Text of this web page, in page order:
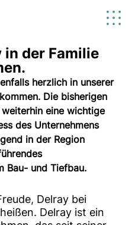
der Familie
herzlich in unserer
Die bisherigen
eine wichtige
des Unternehmens
in der Region
Bau- und Tiefbau.
Delray bei
Delray ist ein